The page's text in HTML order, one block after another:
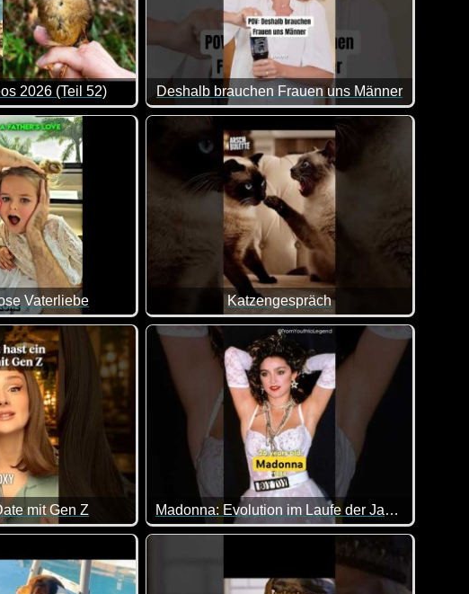
2026 (Teil 52)
von lustigen Videos. Klasse gemacht, da von allem was dabei
Deshalb brauchen Frauen uns Männer
Okay, hier kommen wir Männer wirklich schlecht
dem Kind machen. Bei Papa ist alles etwas forscher :-)
Vaterliebe
Katzengespräch
Das ist ja wirklich unmöglich, wenn man das
mit Gen Z
gesagt auch zu anstrengend :-)
Madonna: Evolution im Laufe der Jahre
Das ist doch mal eine interessante Verwandlung